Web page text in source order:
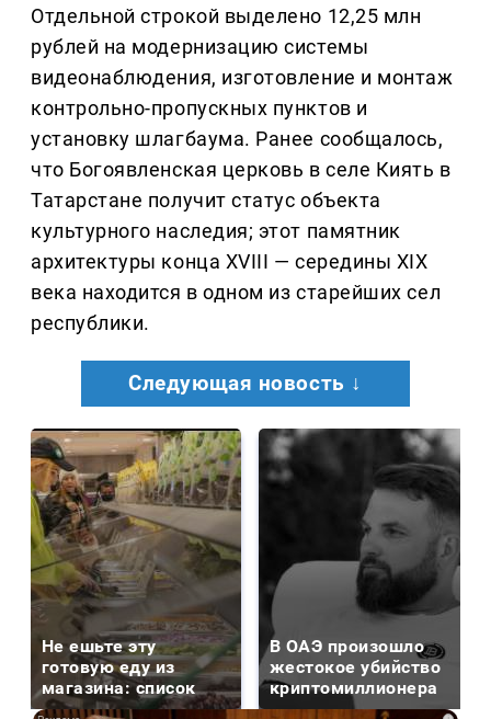
Отдельной строкой выделено 12,25 млн
рублей на модернизацию системы
видеонаблюдения, изготовление и монтаж
контрольно-пропускных пунктов и
установку шлагбаума. Ранее сообщалось,
что Богоявленская церковь в селе Киять в
Татарстане получит статус объекта
культурного наследия; этот памятник
архитектуры конца XVIII — середины XIX
века находится в одном из старейших сел
республики.
Следующая новость ↓
Не ешьте эту
готовую еду из
магазина: список
В ОАЭ произошло
жестокое убийство
криптомиллионера